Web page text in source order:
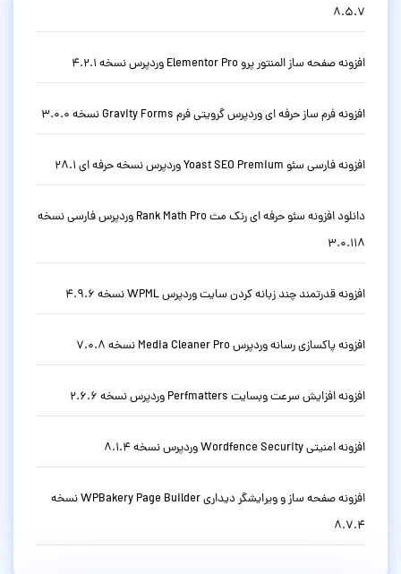
8.5.7
افزونه صفحه ساز المنتور پرو Elementor Pro وردپرس نسخه 4.2.1
افزونه فرم ساز حرفه ای وردپرس گرویتی فرم Gravity Forms نسخه 3.0.0
افزونه فارسی سئو Yoast SEO Premium وردپرس نسخه حرفه ای 28.1
دانلود افزونه سئو حرفه ای رنک مث Rank Math Pro وردپرس فارسی نسخه
3.0.118
افزونه قدرتمند چند زبانه کردن سایت وردپرس WPML نسخه 4.9.6
افزونه پاکسازی رسانه وردپرس Media Cleaner Pro نسخه 7.0.8
افزونه افزایش سرعت وبسایت Perfmatters وردپرس نسخه 2.6.6
افزونه امنیتی Wordfence Security وردپرس نسخه 8.1.4
افزونه صفحه ساز و ویرایشگر دیداری WPBakery Page Builder نسخه
8.7.4